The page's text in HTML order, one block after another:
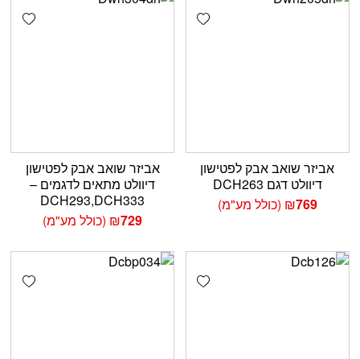
Add wishlist
אביזר שואב אבק לפטישון
דיוולט דגם DCH263
₪769 (כולל מע"מ)
אביזר שואב אבק לפטישון
דיוולט מתאים לדגמים –
DCH293,DCH333
₪729 (כולל מע"מ)
Add wishlist